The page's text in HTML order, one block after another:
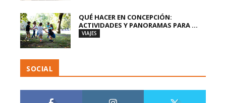
QUÉ HACER EN CONCEPCIÓN:
ACTIVIDADES Y PANORAMAS PARA ...
VIAJES
SOCIAL